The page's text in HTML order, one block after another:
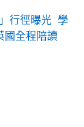
行徑曝光 學
國全程陪讀